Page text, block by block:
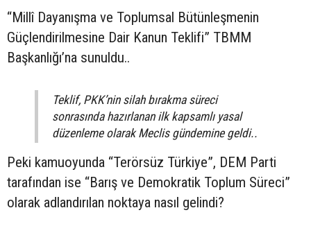
“Millî Dayanışma ve Toplumsal Bütünleşmenin
Güçlendirilmesine Dair Kanun Teklifi” TBMM
Başkanlığı’na sunuldu..
Teklif, PKK’nin silah bırakma süreci
sonrasında hazırlanan ilk kapsamlı yasal
düzenleme olarak Meclis gündemine geldi..
Peki kamuoyunda “Terörsüz Türkiye”, DEM Parti
tarafından ise “Barış ve Demokratik Toplum Süreci”
olarak adlandırılan noktaya nasıl gelindi?